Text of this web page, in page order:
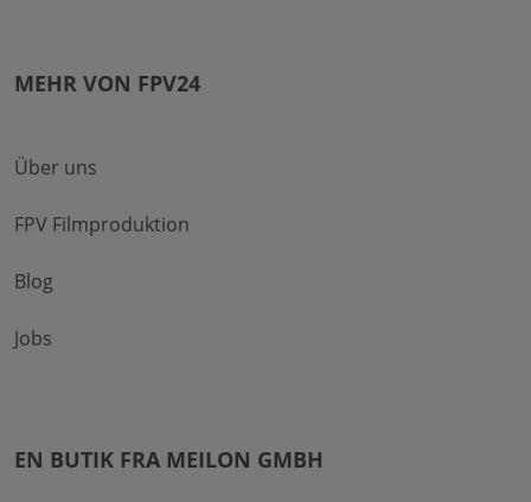
MEHR VON FPV24
Über uns
FPV Filmproduktion
Blog
Jobs
EN BUTIK FRA MEILON GMBH